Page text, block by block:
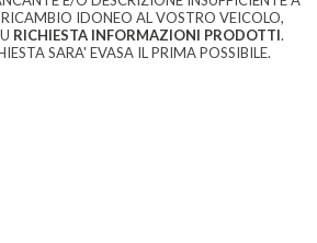
IDONEO AL VOSTRO VEICOLO,
RICHIESTA INFORMAZIONI PRODOTTI.
SARA' EVASA IL PRIMA POSSIBILE.